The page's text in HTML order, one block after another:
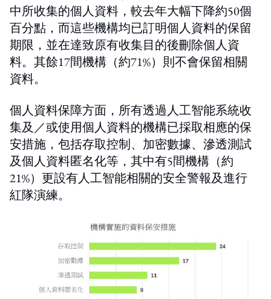
中所收集的個人資料，較去年大幅下降約50個
百分點，而這些機構均已訂明個人資料的保留
期限，並在達致原有收集目的後刪除個人資
料。其餘17間機構（約71%）則不會保留相關
資料。
個人資料保障方面，所有透過人工智能系統收
集及／或使用個人資料的機構已採取相應的保
安措施，包括存取控制、加密數據、滲透測試
及個人資料匿名化等，其中有5間機構（約
21%）更設有人工智能相關的安全警報及進行
紅隊演練。